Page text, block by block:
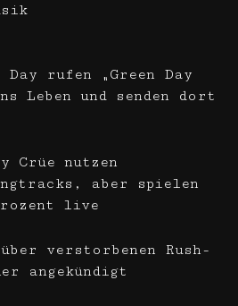
Day rufen „Green Day
Leben und senden dort
Crüe nutzen
aber spielen
live
über verstorbenen Rush-
angekündigt